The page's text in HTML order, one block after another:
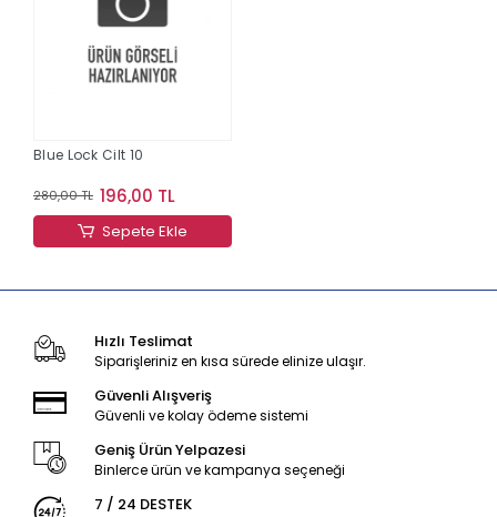
Blue Lock Cilt 10
280,00 TL 196,00 TL
Sepete Ekle
Hızlı Teslimat
Siparişleriniz en kısa sürede elinize ulaşır.
Güvenli Alışveriş
Güvenli ve kolay ödeme sistemi
Geniş Ürün Yelpazesi
Binlerce ürün ve kampanya seçeneği
7 / 24 DESTEK